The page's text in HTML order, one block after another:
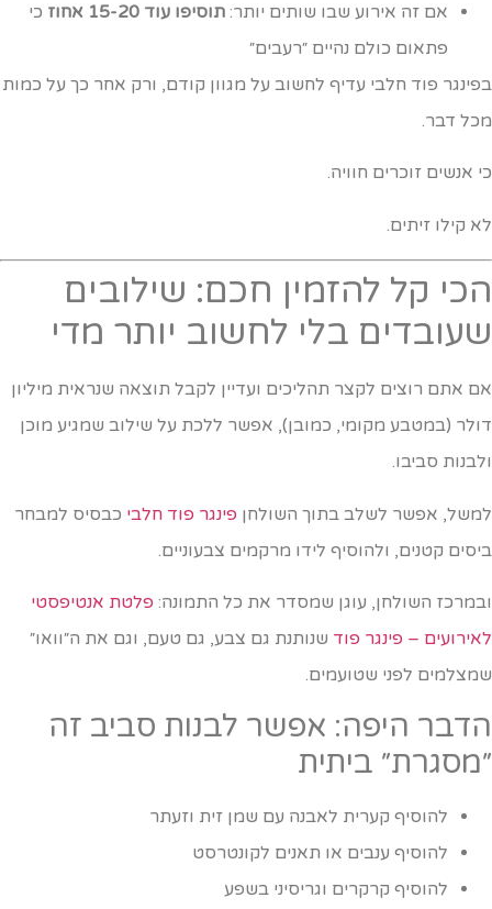
אם זה אירוע שבו שותים יותר:תוסיפו עוד 15-20 אחוז
כי
פתאום כולם נהיים ״רעבים״
פוד חלבי עדיף לחשוב על מגוון קודם, ורק אחר כך על כמות
דבר.
אנשים זוכרים חוויה.
קילו זיתים.
קל להזמין חכם: שילובים
בלי לחשוב יותר מדי
אתם רוצים לקצר תהליכים ועדיין לקבל תוצאה שנראית מיליון
(במטבע מקומי, כמובן), אפשר ללכת על שילוב שמגיע מוכן
סביבו.
אפשר לשלב בתוך השולחןפינגר פוד חלביכבסיס למבחר
קטנים, ולהוסיף לידו מרקמים צבעוניים.
השולחן, עוגן שמסדר את כל התמונה:פלטת אנטיפסטי
– פינגר פודשנותנת גם צבע, גם טעם, וגם את ה״וואו״
לפני שטועמים.
היפה: אפשר לבנות סביב זה
ביתית
להוסיף קערית לאבנה עם שמן זית וזעתר
להוסיף ענבים או תאנים לקונטרסט
להוסיף קרקרים וגריסיני בשפע